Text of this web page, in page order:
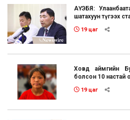
АҮЭБЯ:
шатахуун түгээх
19 цаг
Ховд аймгийн
болсон 10 настай
19 цаг